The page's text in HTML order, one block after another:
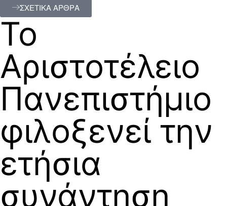
ΣΧΕΤΙΚΑ ΑΡΘΡΑ
Το
Αριστοτέλειο
Πανεπιστήμιο
φιλοξενεί την
ετήσια
συνάντηση